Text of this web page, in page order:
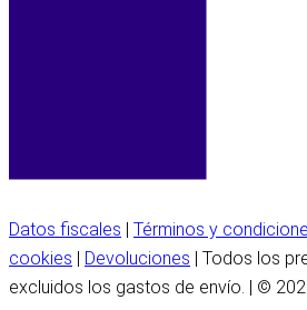
Datos fiscales Términos y
cookies
Devoluciones | Todos los
excluidos los gastos de envío. | ©